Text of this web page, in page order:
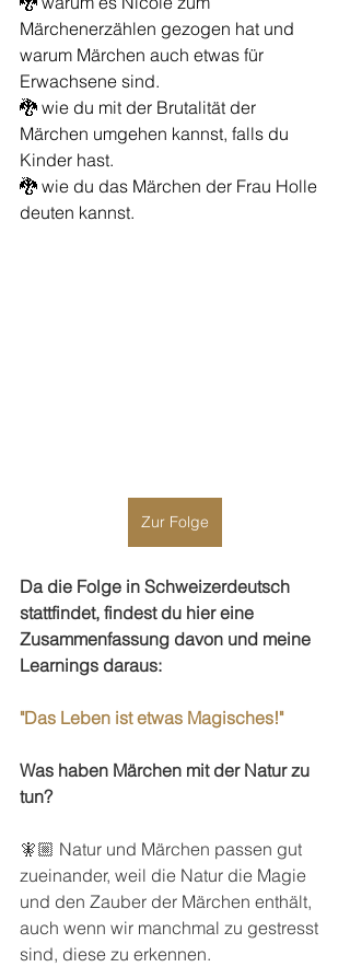
Märchenerzählen gezogen hat und
warum Märchen auch etwas für
Erwachsene sind.
🐉 wie du mit der Brutalität der
Märchen umgehen kannst, falls du
Kinder hast.
🐉 wie du das Märchen der Frau Holle
deuten kannst.
Zur Folge
Da die Folge in Schweizerdeutsch
stattfindet, findest du hier eine
Zusammenfassung davon und meine
Learnings daraus:
"Das Leben ist etwas Magisches!"
Was haben Märchen mit der Natur zu
tun?
🧚🏼 Natur und Märchen passen gut
zueinander, weil die Natur die Magie
und den Zauber der Märchen enthält,
auch wenn wir manchmal zu gestresst
sind, diese zu erkennen.